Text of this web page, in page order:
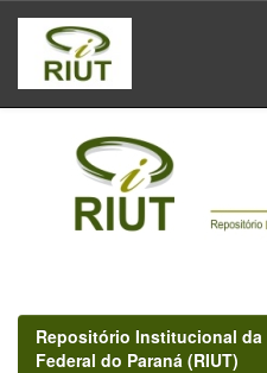
Skip
navigation
Repositório Institucional
Federal do Paraná (RIUT)